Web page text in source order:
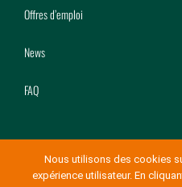
Offres d’emploi
News
FAQ
© Copyright Mery Bois 2026-
Nous utilisons des cookies
expérience utilisateur. En